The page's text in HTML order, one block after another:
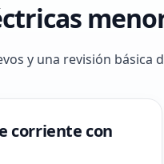
y una revisión básica
corriente con